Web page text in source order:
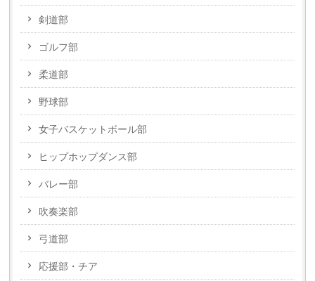
剣道部
ゴルフ部
柔道部
野球部
女子バスケットボール部
ヒップホップダンス部
バレー部
吹奏楽部
弓道部
応援部・チア